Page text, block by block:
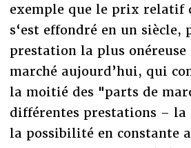
exemple que le prix relatif
s‘est effondré en un siècle,
prestation la plus onéreuse
marché aujourd’hui, qui
la moitié des "parts de
différentes prestations – la
la possibilité en constante